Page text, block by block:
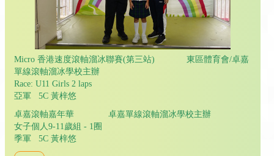
Micro 香港速度滾軸溜冰聯賽(第三站) 東區體育會/卓嘉
單線滾軸溜冰學校主辦
Race: U11 Girls 2 laps
亞軍 5C 黃梓悠
卓嘉滾軸嘉年華 卓嘉單線滾軸溜冰學校主辦
女子個人9-11歲組 - 1圈
季軍 5C 黃梓悠